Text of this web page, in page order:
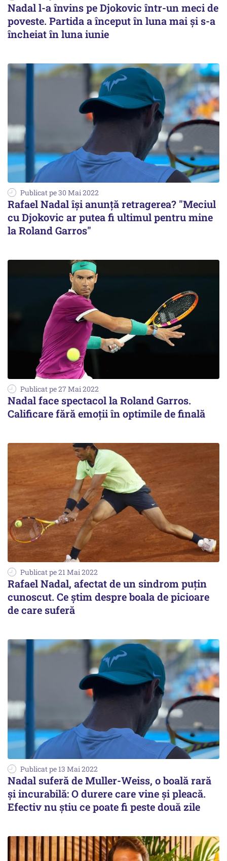
Nadal l-a învins pe Djokovic într-un meci de
poveste. Partida a început în luna mai și s-a
încheiat în luna iunie
Publicat pe 30 Mai 2022
Rafael Nadal îşi anunţă retragerea? "Meciul
cu Djokovic ar putea fi ultimul pentru mine
la Roland Garros"
Publicat pe 27 Mai 2022
Nadal face spectacol la Roland Garros.
Calificare fără emoții în optimile de finală
Publicat pe 21 Mai 2022
Rafael Nadal, afectat de un sindrom puțin
cunoscut. Ce știm despre boala de picioare
de care suferă
Publicat pe 13 Mai 2022
Nadal suferă de Muller-Weiss, o boală rară
şi incurabilă: O durere care vine şi pleacă.
Efectiv nu ştiu ce poate fi peste două zile